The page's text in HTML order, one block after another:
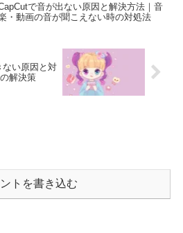
で音が出ない原因と解決方法｜音
・動画の音が聞こえない時の対処法
ない原因と対
解決策
トを書き込む